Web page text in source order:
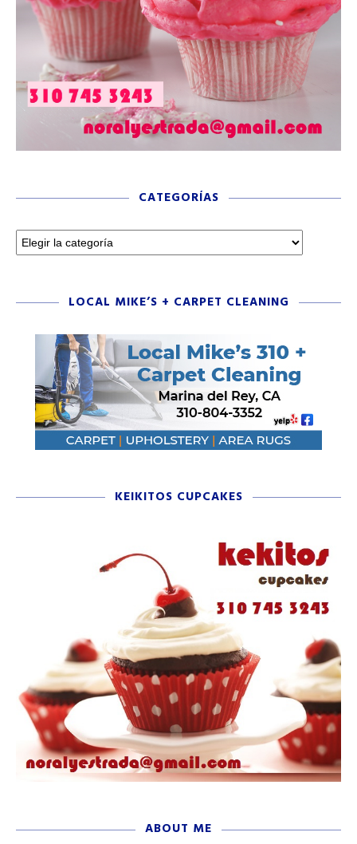
CATEGORÍAS
LOCAL MIKE’S + CARPET CLEANING
KEIKITOS CUPCAKES
ABOUT ME